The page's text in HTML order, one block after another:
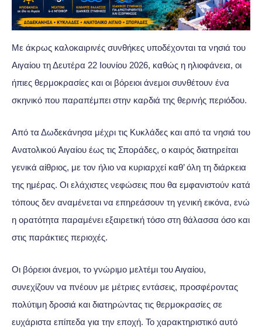
Με άκρως καλοκαιρινές συνθήκες υποδέχονται τα νησιά του
Αιγαίου τη Δευτέρα 22 Ιουνίου 2026, καθώς η ηλιοφάνεια, οι
ήπιες θερμοκρασίες και οι βόρειοι άνεμοι συνθέτουν ένα
σκηνικό που παραπέμπει στην καρδιά της θερινής περιόδου.
Από τα Δωδεκάνησα μέχρι τις Κυκλάδες και από τα νησιά του
Ανατολικού Αιγαίου έως τις Σποράδες, ο καιρός διατηρείται
γενικά αίθριος, με τον ήλιο να κυριαρχεί καθ’ όλη τη διάρκεια
της ημέρας. Οι ελάχιστες νεφώσεις που θα εμφανιστούν κατά
τόπους δεν αναμένεται να επηρεάσουν τη γενική εικόνα, ενώ
η ορατότητα παραμένει εξαιρετική τόσο στη θάλασσα όσο και
στις παράκτιες περιοχές.
Οι βόρειοι άνεμοι, το γνώριμο μελτέμι του Αιγαίου,
συνεχίζουν να πνέουν με μέτριες εντάσεις, προσφέροντας
πολύτιμη δροσιά και διατηρώντας τις θερμοκρασίες σε
ευχάριστα επίπεδα για την εποχή. Το χαρακτηριστικό αυτό